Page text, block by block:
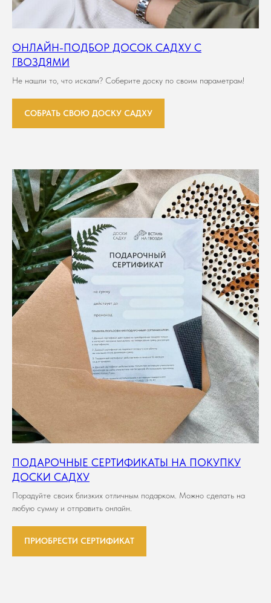
ОНЛАЙН-ПОДБОР ДОСОК САДХУ С
ГВОЗДЯМИ
Не нашли то, что искали? Соберите доску по своим параметрам!
СОБРАТЬ СВОЮ ДОСКУ САДХУ
ПОДАРОЧНЫЕ СЕРТИФИКАТЫ НА ПОКУПКУ
ДОСКИ САДХУ
Порадуйте своих близких отличным подарком. Можно сделать на
любую сумму и отправить онлайн.
ПРИОБРЕСТИ СЕРТИФИКАТ